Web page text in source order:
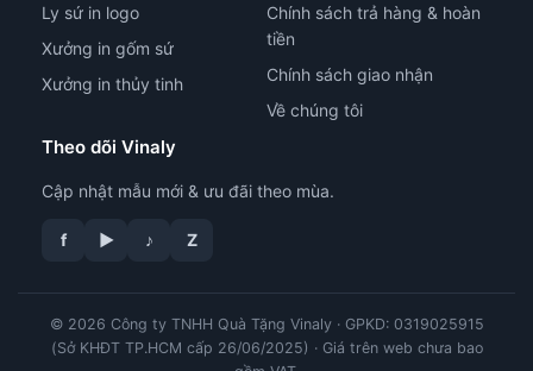
Ly sứ in logo
Xưởng in gốm sứ
Xưởng in thủy tinh
Chính sách trả hàng & hoàn
tiền
Chính sách giao nhận
Về chúng tôi
Theo dõi Vinaly
Cập nhật mẫu mới & ưu đãi theo mùa.
f ▶ ♪ Z
© 2026 Công ty TNHH Quà Tặng Vinaly · GPKD: 0319025915
(Sở KHĐT TP.HCM cấp 26/06/2025) · Giá trên web chưa bao